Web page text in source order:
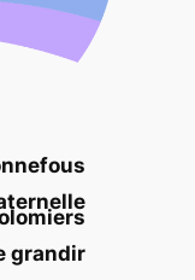
grandir